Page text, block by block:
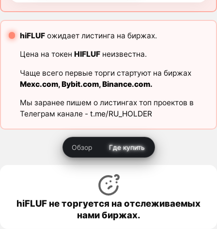
hiFLUFожидает листинга на биржах.
Цена на токен HIFLUFнеизвестна.
Чаще всего первые торги стартуют на биржах
Mexc.com,Bybit.com,Binance.com.
Мы заранее пишем о листингах топ проектов в
Телеграм канале - t.me/RU_HOLDER
Обзор Где купить
hiFLUF не торгуется на отслеживаемых
нами биржах.